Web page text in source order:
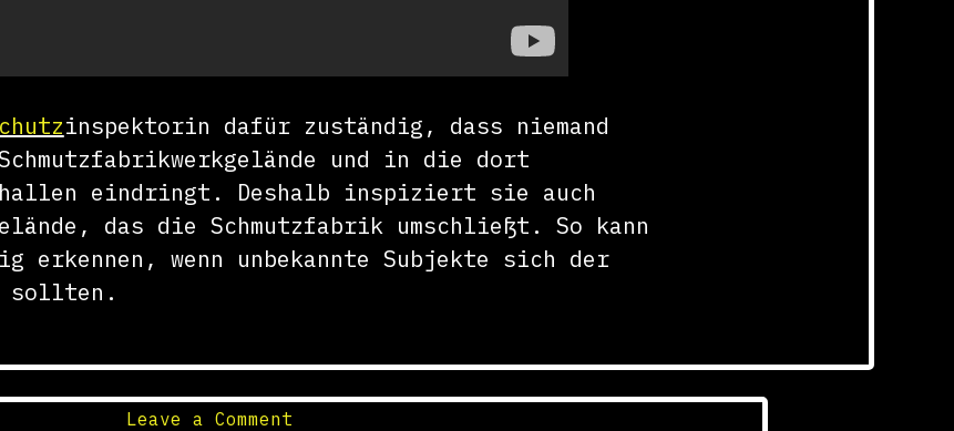
inspektorin dafür zuständig, dass niemand
und in die dort
eindringt. Deshalb inspiziert sie auch
das die Schmutzfabrik umschließt. So kann
wenn unbekannte Subjekte sich der
sollten.
Leave a Comment